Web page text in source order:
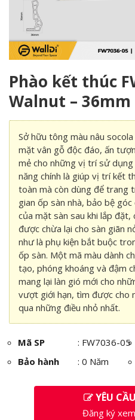
Phào kết thúc
Walnut – 36mm
Sở hữu tông màu nâu
mặt vân gỗ độc đáo, ấn
mẻ cho những vị trí sử
năng chính là giúp vị trí kết
toàn mà còn dùng để trang
gian ốp sàn nhà, bảo bệ
của mặt sàn sau khi lắp
được chừa lại cho sàn giãn
như là phụ kiện bắt buộc
ốp sàn. Một mã màu dành
tạo, phóng khoáng và đậm
mang lại làn gió mới cho
vượt giới hạn, tìm được cho
qua những điều nhỏ nhất.
Mã SP : FW7036-05
Bảo hành
: 0 Năm
YÊU
Đăng ký